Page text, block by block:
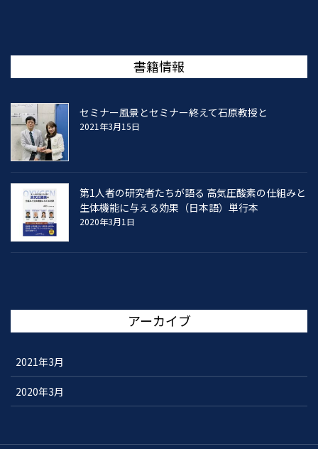
書籍情報
セミナー風景とセミナー終えて石原教授と
2021年3月15日
第1人者の研究者たちが語る 高気圧酸素の仕組みと
生体機能に与える効果（日本語）単行本
2020年3月1日
アーカイブ
2021年3月
2020年3月